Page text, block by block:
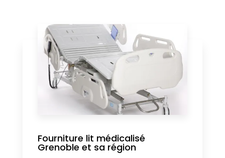
Fourniture lit médicalisé
Grenoble et sa région